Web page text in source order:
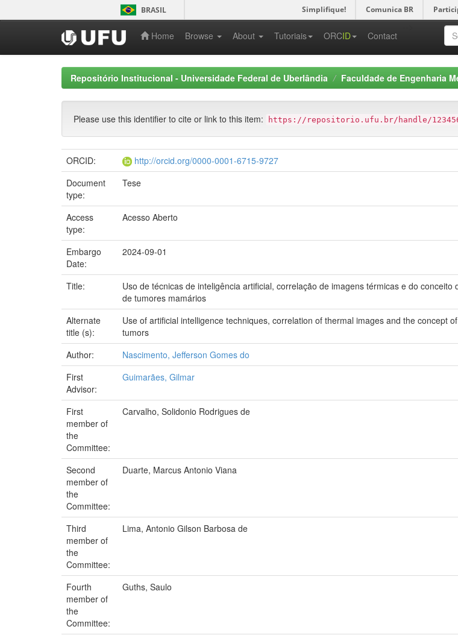
navigation
BRASIL Simplifique! Comunica BR
Home Browse About Tutoriais ORCID Contact
Repositório Institucional - Universidade Federal de Uberlândia Faculdade de Engenharia
Please use this identifier to cite or link to this item: https://repositorio.ufu.br/handle/
ORCID:
http://orcid.org/0000-0001-6715-9727
Document
type:
Tese
Access
type:
Acesso Aberto
Embargo
Date:
2024-09-01
Title:
Uso de técnicas de inteligência artificial, correlação de imagens térmicas e do
de tumores mamários
Alternate
title (s):
Use of artificial intelligence techniques, correlation of thermal images and the concept
tumors
Author:
Nascimento, Jefferson Gomes do
First
Advisor:
Guimarães, Gilmar
First
member of
the
Committee:
Carvalho, Solidonio Rodrigues de
Second
member of
the
Committee:
Duarte, Marcus Antonio Viana
Third
member of
the
Committee:
Lima, Antonio Gilson Barbosa de
Fourth
member of
the
Committee:
Guths, Saulo